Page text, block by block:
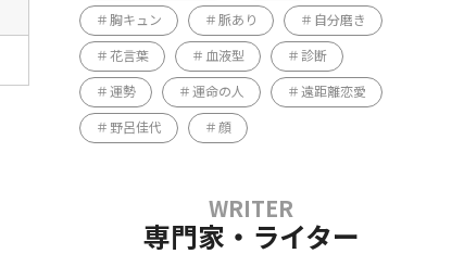
胸キュン 脈あり 自分磨き
花言葉 血液型 診断
運勢 運命の人 遠距離恋愛
野呂佳代 顔
専門家・ライター